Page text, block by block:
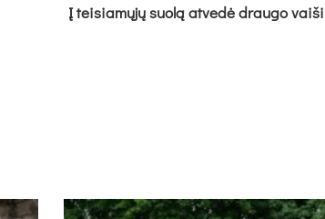
Į tei­sia­mų­jų suo­lą at­ve­dė drau­go